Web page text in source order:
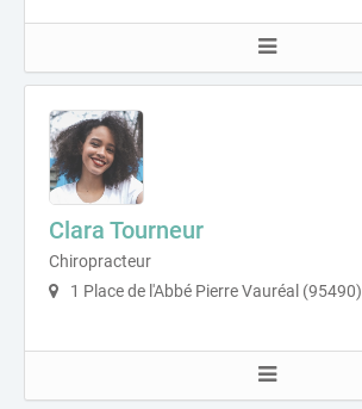
Clara Tourneur
Chiropracteur
1 Place de l'Abbé Pierre Vauréal (95490)